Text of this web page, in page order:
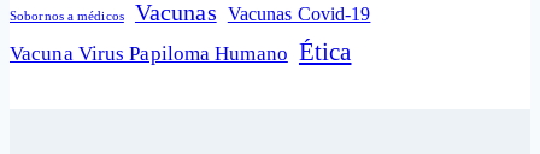
Sobornos a médicos Vacunas Vacunas Covid-19
Vacuna Virus Papiloma Humano Ética